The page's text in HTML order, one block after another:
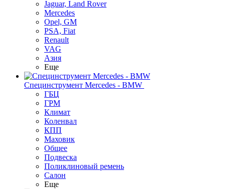
Jaguar, Land Rover
Mercedes
Opel, GM
PSA, Fiat
Renault
VAG
Азия
Еще
Специнструмент Mercedes - BMW
ГБЦ
ГРМ
Климат
Коленвал
КПП
Маховик
Общее
Подвеска
Поликлиновый ремень
Салон
Еще